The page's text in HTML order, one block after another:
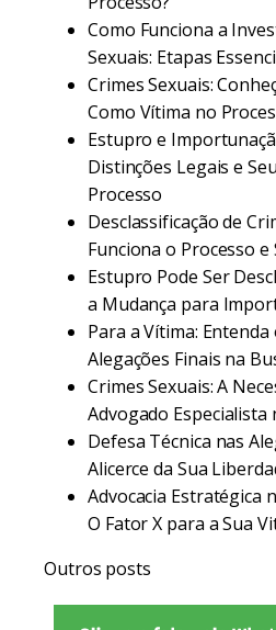
Como Funciona a
Sexuais: Etapas
Crimes Sexuais:
Como Vítima no
Estupro e
Distinções Legais e
Processo
Desclassificação de
Funciona o Processo
Estupro Pode Ser
a Mudança para
Para a Vítima: Entenda
Alegações Finais na
Crimes Sexuais: A
Advogado Especialista
Defesa Técnica nas
Alicerce da Sua
Advocacia Estratégica
O Fator X para a Sua
Outros posts